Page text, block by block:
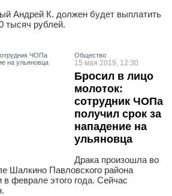
Андрей К. должен будет выплатить
тысяч рублей.
Общество
15 мая 2019, 12:30
Бросил в лицо
молоток:
сотрудник ЧОПа
получил срок за
нападение на
ульяновца
Драка произошла во
Шалкино Павловского района
в феврале этого года. Сейчас